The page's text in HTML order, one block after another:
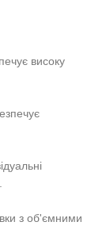
високу
з об'ємними